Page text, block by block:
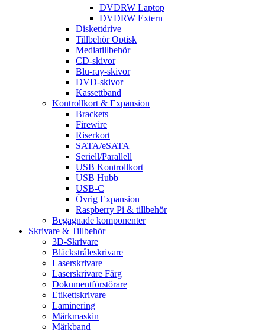
DVDRW Laptop
DVDRW Extern
Diskettdrive
Tillbehör Optisk
Mediatillbehör
CD-skivor
Blu-ray-skivor
DVD-skivor
Kassettband
Kontrollkort & Expansion
Brackets
Firewire
Riserkort
SATA/eSATA
Seriell/Parallell
USB Kontrollkort
USB Hubb
USB-C
Övrig Expansion
Raspberry Pi & tillbehör
Begagnade komponenter
Skrivare & Tillbehör
3D-Skrivare
Bläckstråleskrivare
Laserskrivare
Laserskrivare Färg
Dokumentförstörare
Etikettskrivare
Laminering
Märkmaskin
Märkband